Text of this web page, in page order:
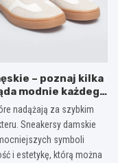
– poznaj kilka
modnie każdego
nadążają za szybkim
Sneakersy damskie
symboli
i estetykę, którą można